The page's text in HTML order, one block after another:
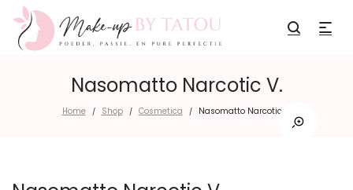
Nasomatto Narcotic V.
Home / Shop / Cosmetica / Nasomatto Narcotic V.